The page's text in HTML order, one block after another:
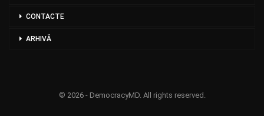
CONTACTE
ARHIVĂ
© 2026 - DemocracyMD. All rights reserved.